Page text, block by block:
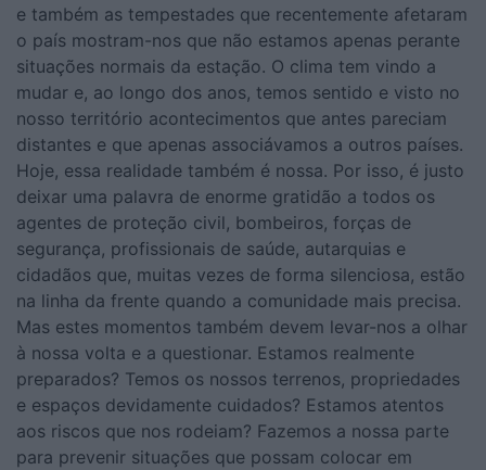
e também as tempestades que recentemente afetaram
o país mostram-nos que não estamos apenas perante
situações normais da estação. O clima tem vindo a
mudar e, ao longo dos anos, temos sentido e visto no
nosso território acontecimentos que antes pareciam
distantes e que apenas associávamos a outros países.
Hoje, essa realidade também é nossa. Por isso, é justo
deixar uma palavra de enorme gratidão a todos os
agentes de proteção civil, bombeiros, forças de
segurança, profissionais de saúde, autarquias e
cidadãos que, muitas vezes de forma silenciosa, estão
na linha da frente quando a comunidade mais precisa.
Mas estes momentos também devem levar-nos a olhar
à nossa volta e a questionar. Estamos realmente
preparados? Temos os nossos terrenos, propriedades
e espaços devidamente cuidados? Estamos atentos
aos riscos que nos rodeiam? Fazemos a nossa parte
para prevenir situações que possam colocar em